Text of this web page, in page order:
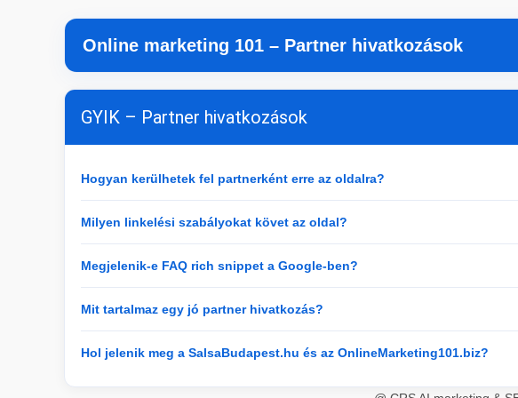
Online marketing 101 – Partner hivatkozások
GYIK – Partner hivatkozások
Hogyan kerülhetek fel partnerként erre az oldalra?
Milyen linkelési szabályokat követ az oldal?
Megjelenik-e FAQ rich snippet a Google-ben?
Mit tartalmaz egy jó partner hivatkozás?
Hol jelenik meg a SalsaBudapest.hu és az OnlineMarketing101.biz?